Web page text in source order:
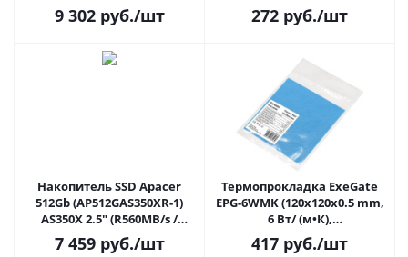
9 302руб./шт 272 руб./шт
Накопитель SSD Apacer
512Gb (AP512GAS350XR-1)
AS350X 2.5" (R560MB/s /
W540MB/s, 320 TBW)
7 459руб./шт
Термопрокладка ExeGate
EPG-6WMK (120x120x0.5 mm,
6 Вт/ (м•К),
теплопроводящая клейкая
двухсторонняя)
417 руб./шт